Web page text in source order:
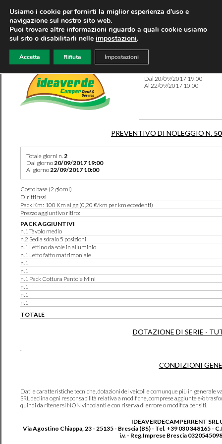
Dal 20/09/2017 19:00
Al 22/09/2017 10:00
PREVENTIVO DI NOLEGGIO N.
Totale giorni n.2
Dal giorno20/09/2017 19:00
Al giorno22/09/2017 10:00
Costo base (2 giorni)
Diritti fissi
Pack Km: 100 Km al gg (0,20 €/km per km eccedenti)
Prezzo aggiuntivo ritiro:
PACK AGGIUNTIVI
n.1 Tavolo medio
n.2 Sedia sdraio 5 posizioni
n.1 Lettino da sole in alluminio
n.1 Letto fatto matrimoniale
n.1
n.1
n.1 Pack Cottura Pentole Mini
n.1
n.1
n.1
TOTALE
DOTAZIONE DI SERIE -
CONDIZIONI
Dati e caratteristiche tecniche, dotazioni dei veicoli e comunque più in generale
SRL declina ogni responsabilità relativa a modifiche, comprese aggiunte e/o
quindi da ritenersi NON vincolanti e con riserva di errore o modifica per siti.
IDEAVERDECAMPERRENT SRL
Via Agostino Chiappa, 23 - 25135 - Brescia (BS) - Tel. +39 030 348165 -
i.v. - Reg.Imprese Brescia
Usiamo i cookie per fornirti la miglior esperienza d'uso e
navigazione sul nostro sito web.
Puoi trovare altre informazioni riguardo a quali cookie usiamo
sul sito o disabilitarli nelle impostazioni.
Accetta Rifiuta Impostazioni